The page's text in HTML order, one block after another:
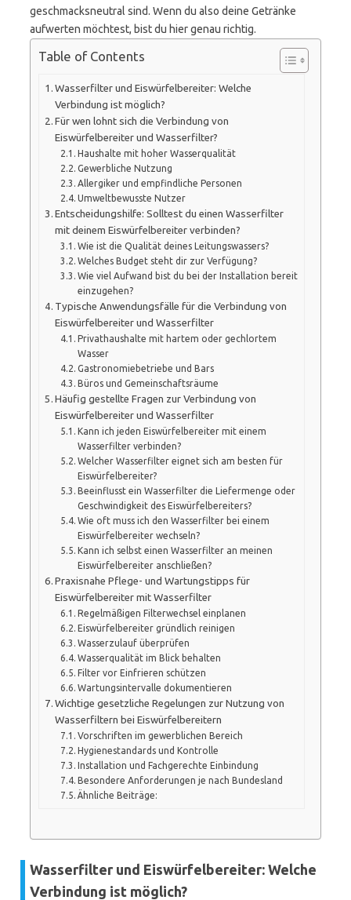
geschmacksneutral sind. Wenn du also deine Getränke
aufwerten möchtest, bist du hier genau richtig.
Table of Contents
Wasserfilter und Eiswürfelbereiter: Welche
Verbindung ist möglich?
Für wen lohnt sich die Verbindung von
Eiswürfelbereiter und Wasserfilter?
Haushalte mit hoher Wasserqualität
Gewerbliche Nutzung
Allergiker und empfindliche Personen
Umweltbewusste Nutzer
Entscheidungshilfe: Solltest du einen Wasserfilter
mit deinem Eiswürfelbereiter verbinden?
Wie ist die Qualität deines Leitungswassers?
Welches Budget steht dir zur Verfügung?
Wie viel Aufwand bist du bei der Installation bereit
einzugehen?
Typische Anwendungsfälle für die Verbindung von
Eiswürfelbereiter und Wasserfilter
Privathaushalte mit hartem oder gechlortem
Wasser
Gastronomiebetriebe und Bars
Büros und Gemeinschaftsräume
Häufig gestellte Fragen zur Verbindung von
Eiswürfelbereiter und Wasserfilter
Kann ich jeden Eiswürfelbereiter mit einem
Wasserfilter verbinden?
Welcher Wasserfilter eignet sich am besten für
Eiswürfelbereiter?
Beeinflusst ein Wasserfilter die Liefermenge oder
Geschwindigkeit des Eiswürfelbereiters?
Wie oft muss ich den Wasserfilter bei einem
Eiswürfelbereiter wechseln?
Kann ich selbst einen Wasserfilter an meinen
Eiswürfelbereiter anschließen?
Praxisnahe Pflege- und Wartungstipps für
Eiswürfelbereiter mit Wasserfilter
Regelmäßigen Filterwechsel einplanen
Eiswürfelbereiter gründlich reinigen
Wasserzulauf überprüfen
Wasserqualität im Blick behalten
Filter vor Einfrieren schützen
Wartungsintervalle dokumentieren
Wichtige gesetzliche Regelungen zur Nutzung von
Wasserfiltern bei Eiswürfelbereitern
Vorschriften im gewerblichen Bereich
Hygienestandards und Kontrolle
Installation und Fachgerechte Einbindung
Besondere Anforderungen je nach Bundesland
Ähnliche Beiträge:
Wasserfilter und Eiswürfelbereiter: Welche
Verbindung ist möglich?